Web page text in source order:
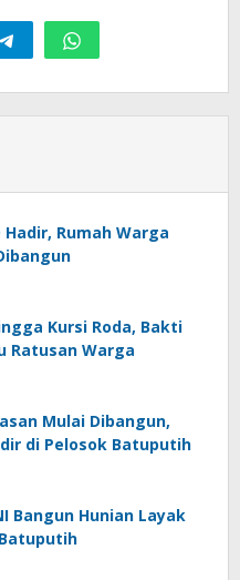
Hadir, Rumah Warga
Kursi Roda, Bakti
Ratusan Warga
Mulai Dibangun,
di Pelosok Batuputih
Bangun Hunian Layak